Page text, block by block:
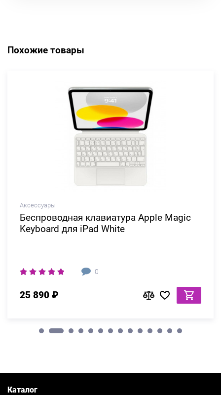
Похожие товары
Аксессуары
Беспроводная клавиатура Apple Magic
Keyboard для iPad White
0
25 890 ₽
Каталог